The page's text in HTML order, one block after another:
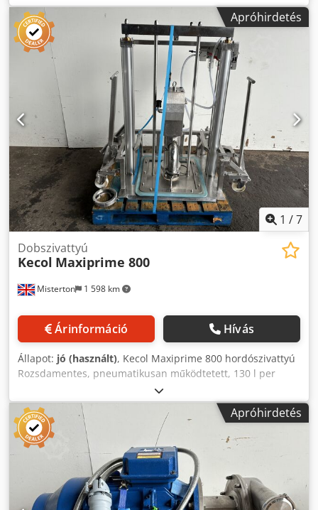
Apróhirdetés
1 /7
Misterton 1 598 km
Dobszivattyú
Kecol Maxiprime 800
Árinformáció Hívás
Állapot: jó (használt), Kecol Maxiprime 800 hordószivattyú
Rozsdamentes, pneumatikusan működtetett, 130 l per
perc, 12 mm-es szilárd anyagig, korábban gyümölcslevek
kiszivattyúzására használták a tartályokból. Dksdpfx Aieu S
Rkmjljr
Apróhirdetés